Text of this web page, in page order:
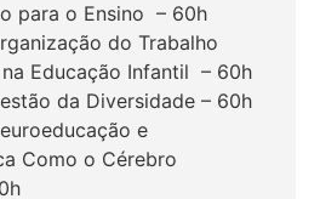
para o Ensino – 60h
do Trabalho
Educação Infantil – 60h
da Diversidade – 60h
e
Como o Cérebro